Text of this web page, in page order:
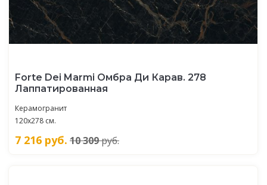
Forte Dei Marmi Омбра Ди Карав. 278
Лаппатированная
Керамогранит
120x278 см.
7 216 руб. 10 309руб.